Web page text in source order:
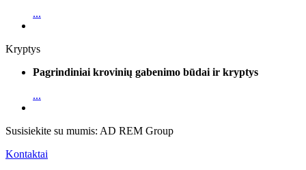
...
Kryptys
Pagrindiniai krovinių gabenimo būdai ir kryptys
...
Susisiekite su mumis: AD REM Group
Kontaktai